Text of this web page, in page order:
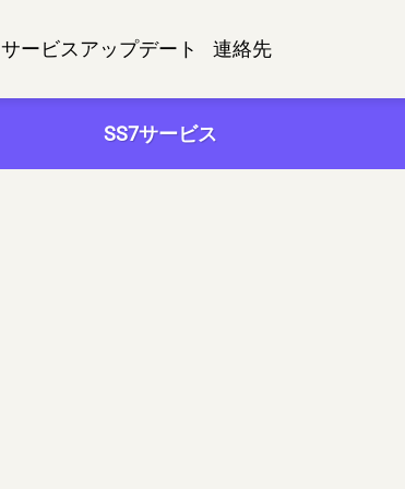
サービスアップデート 連絡先
SS7サービス